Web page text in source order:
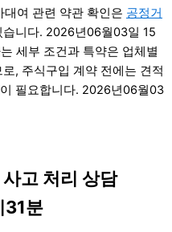
여 관련 약관 확인은 공정거
니다. 2026년06월03일 15
세부 조건과 특약은 업체별
, 주식구입 계약 전에는 견적
필요합니다. 2026년06월03
고 처리 상담
분